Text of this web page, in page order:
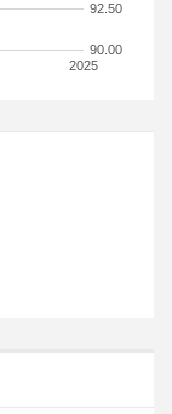
2025
90.00
92.50